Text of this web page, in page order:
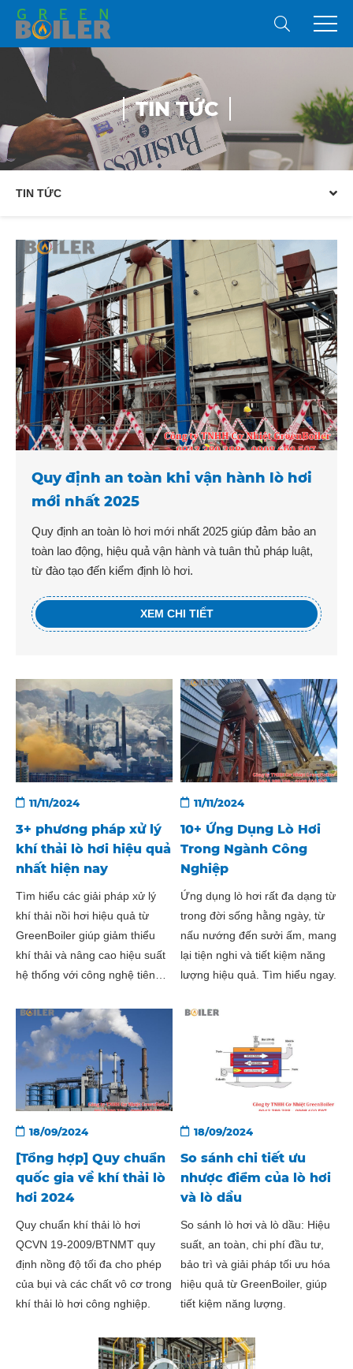
TIN TỨC
TIN TỨC
Quy định an toàn khi vận hành lò hơi
mới nhất 2025
Quy định an toàn lò hơi mới nhất 2025 giúp đảm bảo an
toàn lao động, hiệu quả vận hành và tuân thủ pháp luật,
từ đào tạo đến kiểm định lò hơi.
XEM CHI TIẾT
11/11/2024
3+ phương pháp xử lý
khí thải lò hơi hiệu quả
nhất hiện nay
Tìm hiểu các giải pháp xử lý
khí thải nồi hơi hiệu quả từ
GreenBoiler giúp giảm thiểu
khí thải và nâng cao hiệu suất
hệ thống với công nghệ tiên
11/11/2024
10+ Ứng Dụng Lò Hơi
Trong Ngành Công
Nghiệp
Ứng dụng lò hơi rất đa dạng từ
trong đời sống hằng ngày, từ
nấu nướng đến sưởi ấm, mang
lại tiện nghi và tiết kiệm năng
lượng hiệu quả. Tìm hiểu ngay.
18/09/2024
[Tổng hợp] Quy chuẩn
quốc gia về khí thải lò
hơi 2024
Quy chuẩn khí thải lò hơi
QCVN 19-2009/BTNMT quy
định nồng độ tối đa cho phép
của bụi và các chất vô cơ trong
khí thải lò hơi công nghiệp.
18/09/2024
So sánh chi tiết ưu
nhược điểm của lò hơi
và lò dầu
So sánh lò hơi và lò dầu: Hiệu
suất, an toàn, chi phí đầu tư,
bảo trì và giải pháp tối ưu hóa
hiệu quả từ GreenBoiler, giúp
tiết kiệm năng lượng.